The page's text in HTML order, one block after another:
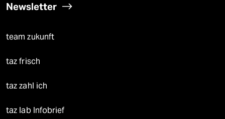
Newsletter
team zukunft
taz frisch
taz zahl ich
taz lab Infobrief